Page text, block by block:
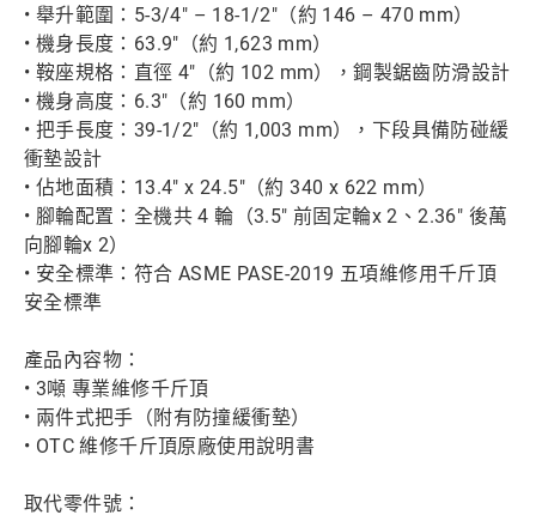
• 舉升範圍：5-3/4" – 18-1/2"（約 146 – 470 mm）
• 機身長度：63.9"（約 1,623 mm）
• 鞍座規格：直徑 4"（約 102 mm），鋼製鋸齒防滑設計
• 機身高度：6.3"（約 160 mm）
• 把手長度：39-1/2"（約 1,003 mm），下段具備防碰緩
衝墊設計
• 佔地面積：13.4" x 24.5"（約 340 x 622 mm）
• 腳輪配置：全機共 4 輪（3.5" 前固定輪x 2、2.36" 後萬
向腳輪x 2）
• 安全標準：符合 ASME PASE-2019 五項維修用千斤頂
安全標準
產品內容物：
• 3噸 專業維修千斤頂
• 兩件式把手（附有防撞緩衝墊）
• OTC 維修千斤頂原廠使用說明書
取代零件號：